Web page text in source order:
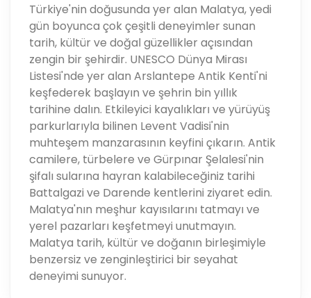
Türkiye'nin doğusunda yer alan Malatya, yedi
gün boyunca çok çeşitli deneyimler sunan
tarih, kültür ve doğal güzellikler açısından
zengin bir şehirdir. UNESCO Dünya Mirası
Listesi'nde yer alan Arslantepe Antik Kenti'ni
keşfederek başlayın ve şehrin bin yıllık
tarihine dalın. Etkileyici kayalıkları ve yürüyüş
parkurlarıyla bilinen Levent Vadisi'nin
muhteşem manzarasının keyfini çıkarın. Antik
camilere, türbelere ve Gürpınar Şelalesi'nin
şifalı sularına hayran kalabileceğiniz tarihi
Battalgazi ve Darende kentlerini ziyaret edin.
Malatya'nın meşhur kayısılarını tatmayı ve
yerel pazarları keşfetmeyi unutmayın.
Malatya tarih, kültür ve doğanın birleşimiyle
benzersiz ve zenginleştirici bir seyahat
deneyimi sunuyor.